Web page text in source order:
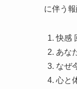
に伴う
快感
あな
なぜ
心と